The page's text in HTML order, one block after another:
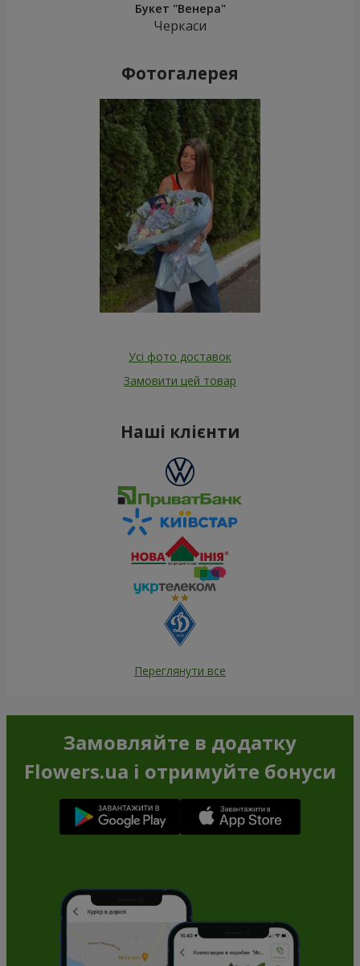
Букет "Венера"
Черкаси
Фотогалерея
Усі фото доставок
Замовити цей товар
Наші клієнти
Переглянути все
Замовляйте в додатку
Flowers.ua і отримуйте бонуси